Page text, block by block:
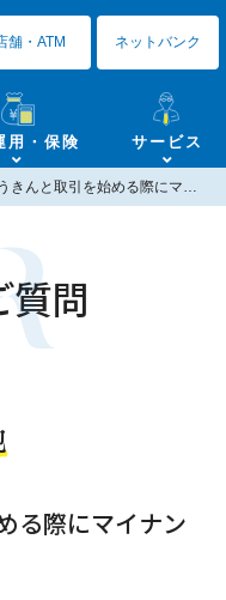
用・保険 サービス
舗・ATM ネットバンク
長野ろうきんと取引を始める際にマイナンバーは必要ですか？
質問
る際にマイナン